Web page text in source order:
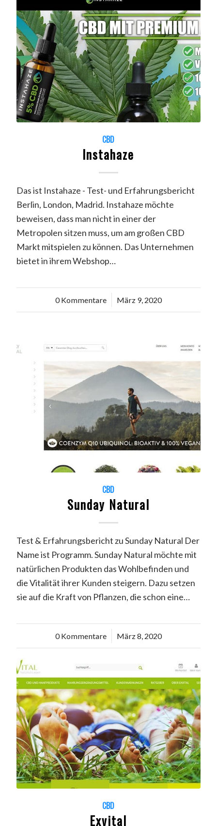
CBD
Instahaze
Das ist Instahaze - Test- und Erfahrungsbericht
Berlin, London, Madrid. Instahaze möchte
beweisen, dass man nicht in einer der
Metropolen sitzen muss, um am großen CBD
Markt mitspielen zu können. Das Unternehmen
bietet in ihrem Webshop…
0 Kommentare
/ März 9, 2020
CBD
Sunday Natural
Test & Erfahrungsbericht zu Sunday Natural Der
Name ist Programm. Sunday Natural möchte mit
natürlichen Produkten das Wohlbefinden und
die Vitalität ihrer Kunden steigern. Dazu setzen
sie auf die Kraft von Pflanzen, die schon eine…
0 Kommentare
/ März 8, 2020
CBD
Exvital